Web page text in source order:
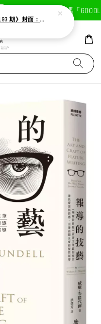
首次註冊輸入折扣碼「
《大誌雜誌 4月號 第 193 期》封面：Solar 頌樂